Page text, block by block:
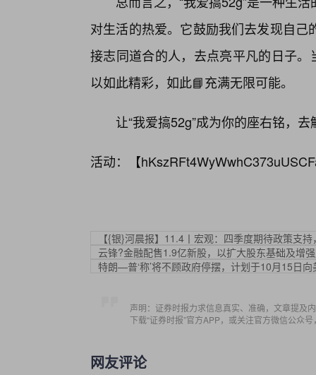
对生活的热爱。它鼓励我们去发现自
接志同道合的人，去点亮平凡的日子
以如此精彩，如此📘充满无限可能。
让“我爱搞52g”成为你的座右铭，
活动：【
【{银}河晨报】11.4丨宏观：四季度期待政策
云锋?金融配售1.9亿新股，以扩大股东基础及增
特朗—普‘称’将不顾政府停摆，计划于10月15日
声明：证券时报力求信息真实、准确，文章提及
下载“证券时报”官方APP，或关注官方微信公众
网友评论